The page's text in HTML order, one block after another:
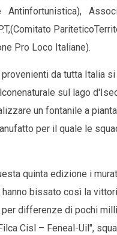
Antinfortunistica),
Pro Loco Italiane).
da tutta Italia
sul lago
un fontanile a
per il quale le
quinta edizione i
hanno bissato così la
differenze di pochi
Cisl – Feneal-Uil",